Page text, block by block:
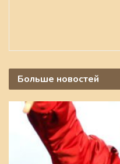
Больше новостей